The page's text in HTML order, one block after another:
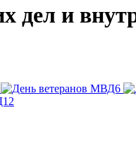
дел и